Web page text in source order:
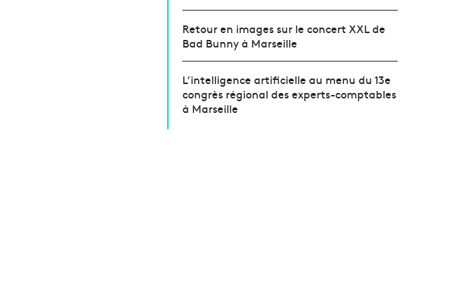
Retour en images sur le concert XXL de
Bad Bunny à Marseille
L’intelligence artificielle au menu du 13e
congrès régional des experts-comptables
à Marseille